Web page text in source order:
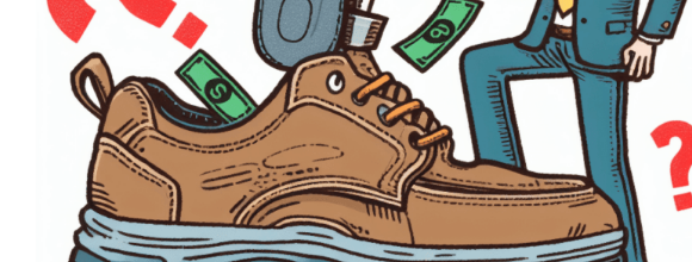
Leitfaden
Arbeitsschuhe